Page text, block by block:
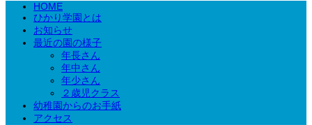
HOME
ひかり学園とは
お知らせ
最近の園の様子
年長さん
年中さん
年少さん
２歳児クラス
幼稚園からのお手紙
アクセス